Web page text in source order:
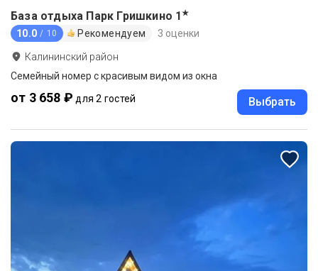
База отдыха Парк Гришкино 1★
10.0 / 10 Рекомендуем 3 оценки
Калининский район
Семейный номер с красивым видом из окна
от 3 658 ₽ для 2 гостей Выбрать